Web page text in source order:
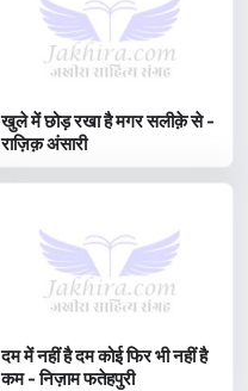
खुले में छोड़ रखा है मगर सलीक़े से -
राज़िक़ अंसारी
दम में नहीं है दम कोई फिर भी नहीं है
कम - निज़ाम फतेहपुरी